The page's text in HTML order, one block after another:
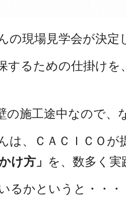
の現場見学会が決定
するための仕掛け
の施工途中なので、
は、ＣＡＣＩＣＯが
け方」 を、数多く
るかというと・・・